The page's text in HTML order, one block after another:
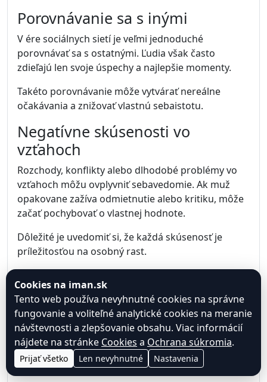
Porovnávanie sa s inými
V ére sociálnych sietí je veľmi jednoduché
porovnávať sa s ostatnými. Ľudia však často
zdieľajú len svoje úspechy a najlepšie momenty.
Takéto porovnávanie môže vytvárať nereálne
očakávania a znižovať vlastnú sebaistotu.
Negatívne skúsenosti vo
vzťahoch
Rozchody, konflikty alebo dlhodobé problémy vo
vzťahoch môžu ovplyvniť sebavedomie. Ak muž
opakovane zažíva odmietnutie alebo kritiku, môže
začať pochybovať o vlastnej hodnote.
Dôležité je uvedomiť si, že každá skúsenosť je
príležitosťou na osobný rast.
Nedostatok osobných cieľov
Muž, ktorý nemá jasné ciele alebo smerovanie,
môže postupne strácať motiváciu. Ciele dávajú
životu zmysel a pomáhajú budovať pocit úspechu.
Aj malé dosiahnuté kroky môžu výrazne posilniť
sebavedomie.
Cookies na iman.sk
Tento web používa nevyhnutné cookies na správne
fungovanie a voliteľné analytické cookies na meranie
návštevnosti a zlepšovanie obsahu. Viac informácií
nájdete na stránke Cookies a Ochrana súkromia.
Prijať všetko Len nevyhnutné Nastavenia